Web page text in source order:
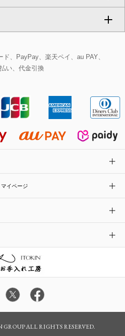
ト
ン
ク
ジャーバッグ
ランス
、PayPay、楽天ペイ、au PAY、
い、代金引換
イページ
ALL RIGHTS RESERVED.